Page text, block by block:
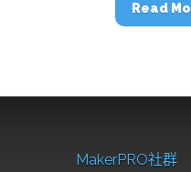
Read
MakerPRO社群